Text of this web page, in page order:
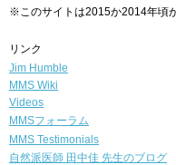
※このサイトは2015か2014年頃
リンク
Jim Humble
MMS Wiki
Videos
MMSフォーラム
MMS Testimonials
自然派医師 田中佳 先生のブログ